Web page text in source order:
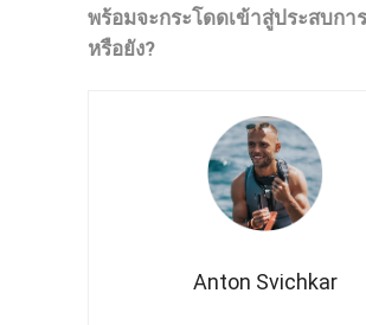
พร้อมจะกระโดดเข้าสู่ประสบก
หรือยัง?
Anton Svichkar